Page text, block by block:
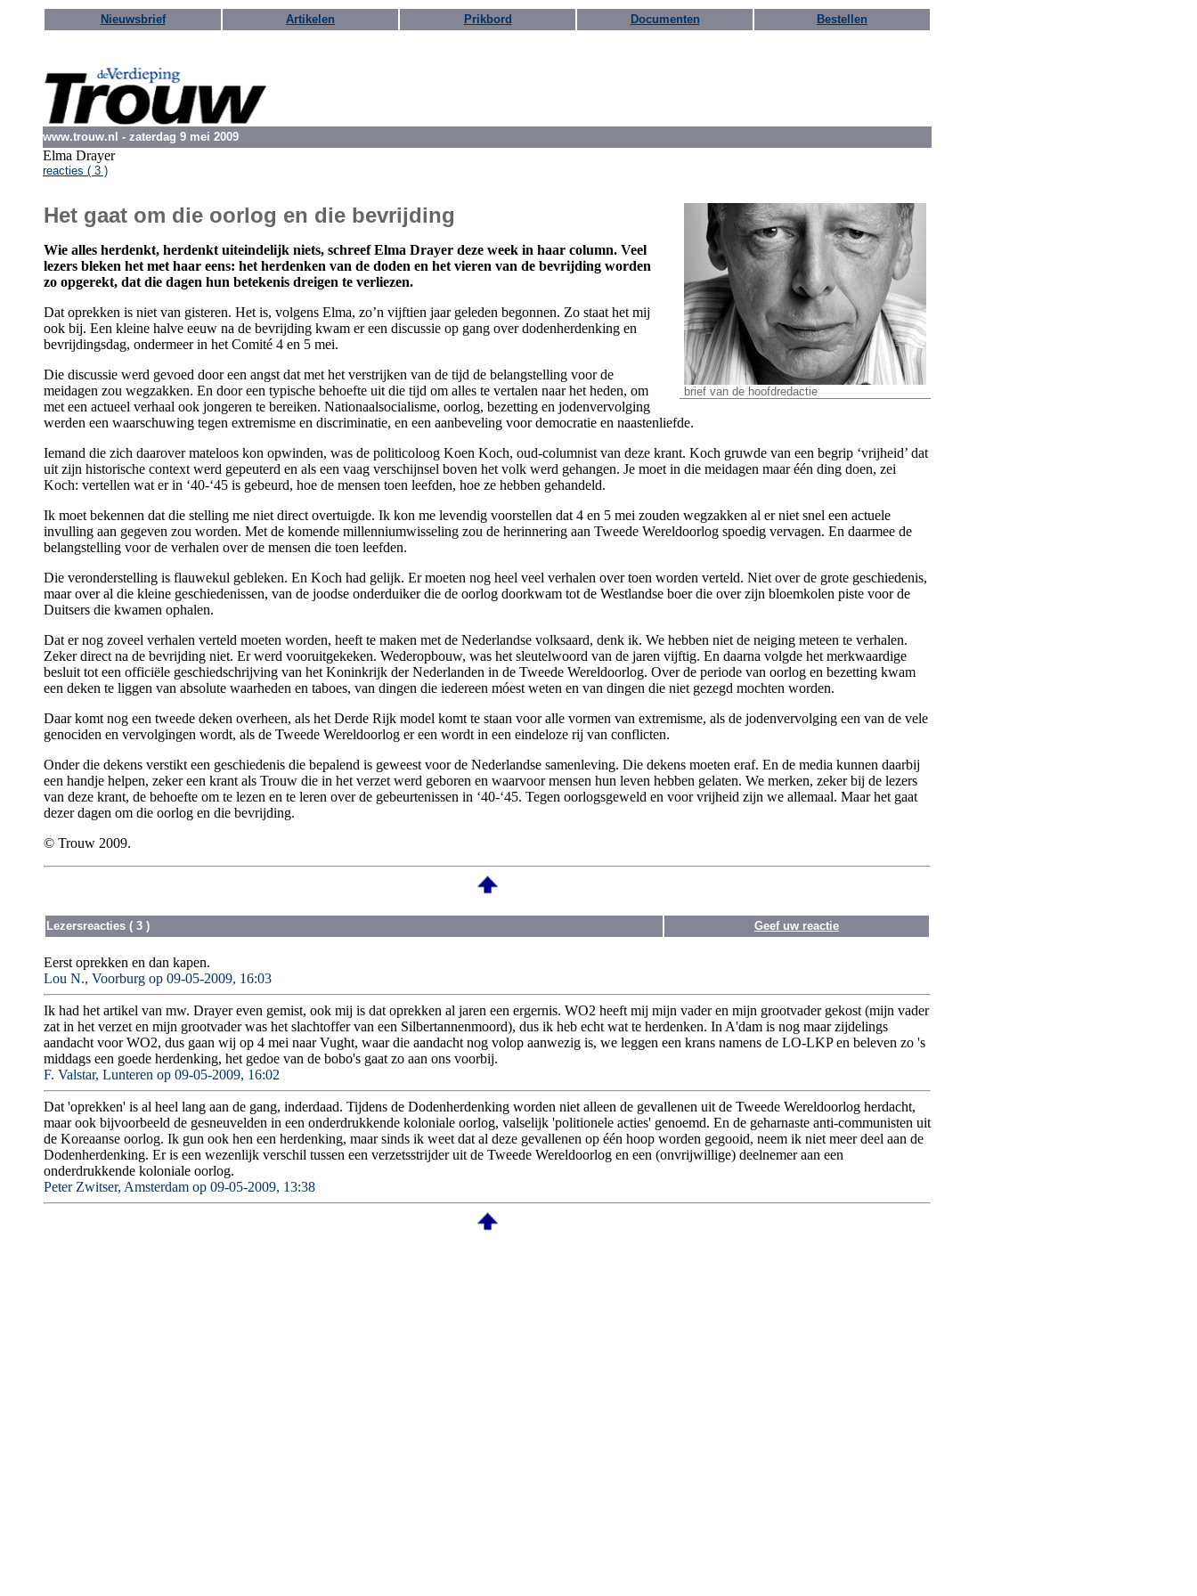
Nieuwsbrief Artikelen Prikbord Documenten Bestellen
www.trouw.nl - zaterdag 9 mei 2009
Elma Drayer
reacties ( 3 )
Het gaat om die oorlog en die bevrijding
brief van de hoofdredactie
Wie alles herdenkt, herdenkt uiteindelijk niets, schreef Elma Drayer deze week in haar column. Veel
lezers bleken het met haar eens: het herdenken van de doden en het vieren van de bevrijding worden
zo opgerekt, dat die dagen hun betekenis dreigen te verliezen.
Dat oprekken is niet van gisteren. Het is, volgens Elma, zo’n vijftien jaar geleden begonnen. Zo staat het mij
ook bij. Een kleine halve eeuw na de bevrijding kwam er een discussie op gang over dodenherdenking en
bevrijdingsdag, ondermeer in het Comité 4 en 5 mei.
Die discussie werd gevoed door een angst dat met het verstrijken van de tijd de belangstelling voor de
meidagen zou wegzakken. En door een typische behoefte uit die tijd om alles te vertalen naar het heden, om
met een actueel verhaal ook jongeren te bereiken. Nationaalsocialisme, oorlog, bezetting en jodenvervolging
werden een waarschuwing tegen extremisme en discriminatie, en een aanbeveling voor democratie en naastenliefde.
Iemand die zich daarover mateloos kon opwinden, was de politicoloog Koen Koch, oud-columnist van deze krant. Koch gruwde van een begrip ‘vrijheid’ dat
uit zijn historische context werd gepeuterd en als een vaag verschijnsel boven het volk werd gehangen. Je moet in die meidagen maar één ding doen, zei
Koch: vertellen wat er in ‘40-‘45 is gebeurd, hoe de mensen toen leefden, hoe ze hebben gehandeld.
Ik moet bekennen dat die stelling me niet direct overtuigde. Ik kon me levendig voorstellen dat 4 en 5 mei zouden wegzakken al er niet snel een actuele
invulling aan gegeven zou worden. Met de komende millenniumwisseling zou de herinnering aan Tweede Wereldoorlog spoedig vervagen. En daarmee de
belangstelling voor de verhalen over de mensen die toen leefden.
Die veronderstelling is flauwekul gebleken. En Koch had gelijk. Er moeten nog heel veel verhalen over toen worden verteld. Niet over de grote geschiedenis,
maar over al die kleine geschiedenissen, van de joodse onderduiker die de oorlog doorkwam tot de Westlandse boer die over zijn bloemkolen piste voor de
Duitsers die kwamen ophalen.
Dat er nog zoveel verhalen verteld moeten worden, heeft te maken met de Nederlandse volksaard, denk ik. We hebben niet de neiging meteen te verhalen.
Zeker direct na de bevrijding niet. Er werd vooruitgekeken. Wederopbouw, was het sleutelwoord van de jaren vijftig. En daarna volgde het merkwaardige
besluit tot een officiële geschiedschrijving van het Koninkrijk der Nederlanden in de Tweede Wereldoorlog. Over de periode van oorlog en bezetting kwam
een deken te liggen van absolute waarheden en taboes, van dingen die iedereen móest weten en van dingen die niet gezegd mochten worden.
Daar komt nog een tweede deken overheen, als het Derde Rijk model komt te staan voor alle vormen van extremisme, als de jodenvervolging een van de vele
genociden en vervolgingen wordt, als de Tweede Wereldoorlog er een wordt in een eindeloze rij van conflicten.
Onder die dekens verstikt een geschiedenis die bepalend is geweest voor de Nederlandse samenleving. Die dekens moeten eraf. En de media kunnen daarbij
een handje helpen, zeker een krant als Trouw die in het verzet werd geboren en waarvoor mensen hun leven hebben gelaten. We merken, zeker bij de lezers
van deze krant, de behoefte om te lezen en te leren over de gebeurtenissen in ‘40-‘45. Tegen oorlogsgeweld en voor vrijheid zijn we allemaal. Maar het gaat
dezer dagen om die oorlog en die bevrijding.
© Trouw 2009.
Lezersreacties ( 3 ) Geef uw reactie
Eerst oprekken en dan kapen.
Lou N., Voorburg op 09-05-2009, 16:03
Ik had het artikel van mw. Drayer even gemist, ook mij is dat oprekken al jaren een ergernis. WO2 heeft mij mijn vader en mijn grootvader gekost (mijn vader
zat in het verzet en mijn grootvader was het slachtoffer van een Silbertannenmoord), dus ik heb echt wat te herdenken. In A'dam is nog maar zijdelings
aandacht voor WO2, dus gaan wij op 4 mei naar Vught, waar die aandacht nog volop aanwezig is, we leggen een krans namens de LO-LKP en beleven zo 's
middags een goede herdenking, het gedoe van de bobo's gaat zo aan ons voorbij.
F. Valstar, Lunteren op 09-05-2009, 16:02
Dat 'oprekken' is al heel lang aan de gang, inderdaad. Tijdens de Dodenherdenking worden niet alleen de gevallenen uit de Tweede Wereldoorlog herdacht,
maar ook bijvoorbeeld de gesneuvelden in een onderdrukkende koloniale oorlog, valselijk 'politionele acties' genoemd. En de geharnaste anti-communisten uit
de Koreaanse oorlog. Ik gun ook hen een herdenking, maar sinds ik weet dat al deze gevallenen op één hoop worden gegooid, neem ik niet meer deel aan de
Dodenherdenking. Er is een wezenlijk verschil tussen een verzetsstrijder uit de Tweede Wereldoorlog en een (onvrijwillige) deelnemer aan een
onderdrukkende koloniale oorlog.
Peter Zwitser, Amsterdam op 09-05-2009, 13:38